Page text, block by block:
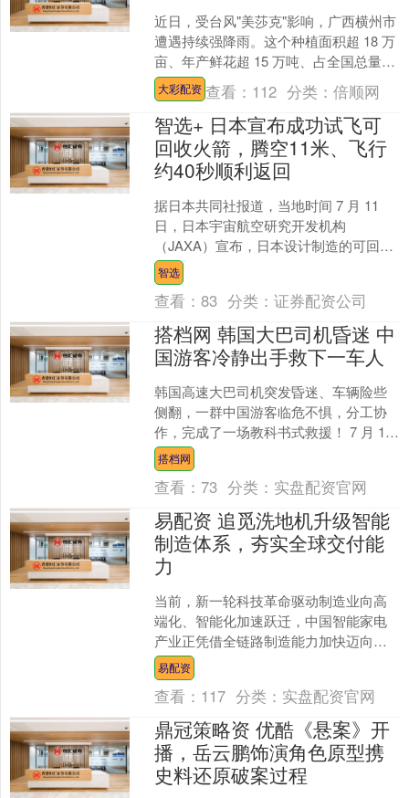
近日，受台风"美莎克"影响，广西横州市
遭遇持续强降雨。这个种植面积超 18 万
亩、年产鲜花超 15 万吨、占全国总量
80% 以上的"世界茉莉花都"受到了洪水
的....
大彩配资 查看： 112 分类：倍顺网
智选+ 日本宣布成功试飞可
回收火箭，腾空11米、飞行
约40秒顺利返回
据日本共同社报道，当地时间 7 月 11
日，日本宇宙航空研究开发机构
（JAXA）宣布，日本设计制造的可回收
火箭 RV-X 原型机今日成功完成试飞与回
收。 RV....
智选
查看：83 分类：证券配资公司
搭档网 韩国大巴司机昏迷 中
国游客冷静出手救下一车人
韩国高速大巴司机突发昏迷、车辆险些
侧翻，一群中国游客临危不惧，分工协
作，完成了一场教科书式救援！ 7 月 11
日下午四点半，这辆机场大巴从在高速
公路行驶途中，....
搭档网
查看：73 分类： 实盘配资官网
易配资 追觅洗地机升级智能
制造体系，夯实全球交付能
力
当前，新一轮科技革命驱动制造业向高
端化、智能化加速跃迁，中国智能家电
产业正凭借全链路制造能力加快迈向全
球价值链高端。 追觅洗地机于7月1日正
式启动2026年年中....
易配资
查看： 117 分类： 实盘配资官网
鼎冠策略资 优酷《悬案》开
播，岳云鹏饰演角色原型携
史料还原破案过程